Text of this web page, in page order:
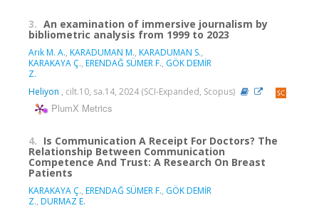
3. An examination of immersive journalism by
bibliometric analysis from 1999 to 2023
Arık M. A., KARADUMAN M., KARADUMAN S.,
KARAKAYA Ç., ERENDAĞ SÜMER F., GÖK DEMİR
Z.
Heliyon , cilt.10, sa.14, 2024 (SCI-Expanded, Scopus)
PlumX Metrics
4. Is Communication A Receipt For Doctors? The
Relationship Between Communication
Competence And Trust: A Research On Breast
Patients
KARAKAYA Ç., ERENDAĞ SÜMER F., GÖK DEMİR
Z., DURMAZ E.